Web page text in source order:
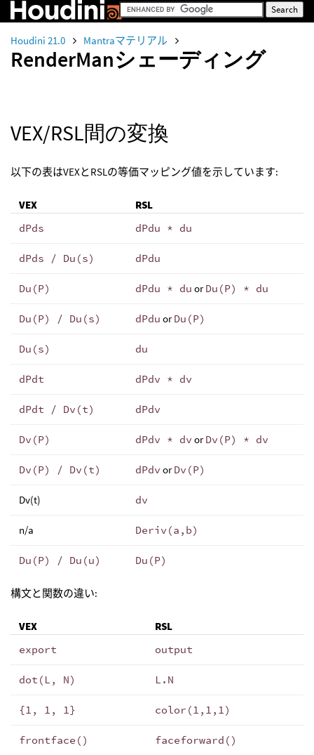
Houdini 21.0 Mantraマテリアル
RenderManシェーディング
VEX/RSL間の変換
以下の表はVEXとRSLの等価マッピング値を示しています:
VEX
RSL
dPds
dPdu * du
dPds / Du(s) dPdu
Du(P) dPdu * du orDu(P) * du
Du(P) / Du(s) dPdu orDu(P)
Du(s) du
dPdt dPdv * dv
dPdt / Dv(t) dPdv
Dv(P) dPdv * dv orDv(P) * dv
Dv(P) / Dv(t) dPdv orDv(P)
Dv(t) dv
n/a Deriv(a,b)
Du(P) / Du(u) Du(P)
構文と関数の違い:
VEX
RSL
export
output
dot(L, N) L.N
{1, 1, 1} color(1,1,1)
frontface() faceforward()